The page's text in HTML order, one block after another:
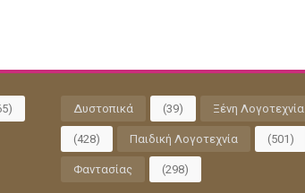
Δυστοπικά (39) Ξένη Λογοτεχνία
(428) Παιδική Λογοτεχνία (501)
Φαντασίας (298)